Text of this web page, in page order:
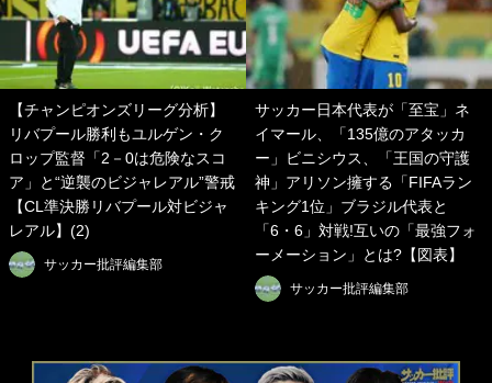
【チャンピオンズリーグ分析】
リバプール勝利もユルゲン・ク
ロップ監督「2－0は危険なスコ
ア」と“逆襲のビジャレアル”警戒
【CL準決勝リバプール対ビジャ
レアル】(2)
サッカー批評編集部
サッカー日本代表が「至宝」ネ
イマール、「135億のアタッカ
ー」ビニシウス、「王国の守護
神」アリソン擁する「FIFAラン
キング1位」ブラジル代表と
「6・6」対戦!互いの「最強フォ
ーメーション」とは?【図表】
サッカー批評編集部